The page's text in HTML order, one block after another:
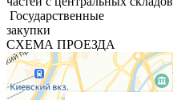
Государственные
закупки
СХЕМА ПРОЕЗДА